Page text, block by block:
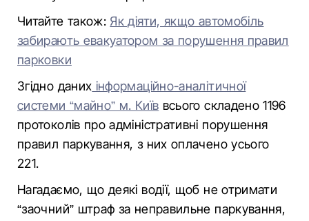
Читайте також: Як діяти, якщо автомобіль
забирають евакуатором за порушення правил
парковки
Згідно даних інформаційно-аналітичної
системи “майно” м. Київ всього складено 1196
протоколів про адміністративні порушення
правил паркування, з них оплачено усього
221.
Нагадаємо, що деякі водії, щоб не отримати
“заочний” штраф за неправильне паркування,